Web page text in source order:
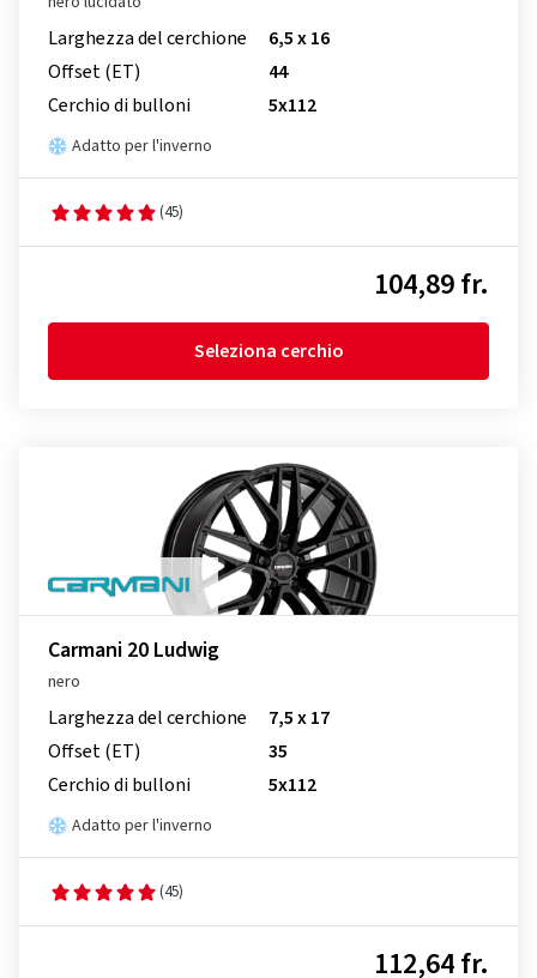
Larghezza del cerchione
6,5 x 16
Offset (ET)
44
Cerchio di bulloni
5x112
Adatto per l'inverno
(45)
104,89 fr.
Seleziona cerchio
Carmani 20 Ludwig
nero
Larghezza del cerchione
7,5 x 17
Offset (ET)
35
Cerchio di bulloni
5x112
Adatto per l'inverno
(45)
112,64 fr.